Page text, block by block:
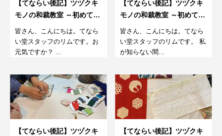
【てならい後記】ツヅクキ
モノの和裁教室 ～初めての
運針～ 5月
皆さん、こんにちは。てなら
い堂スタッフのリムです。お
元気ですか？ ...
【てならい後記】ツヅクキ
モノの和裁教室 ～初めての
運針～ 12月
皆さん、こんにちは。てなら
い堂スタッフのリムです。 私
が知らない間...
【てならい後記】ツヅクキ
【てならい後記】ツヅクキ